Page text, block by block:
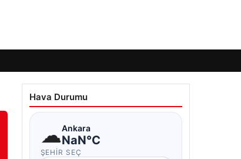
Hava Durumu
☁Ankara
NaN°C
ŞEHIR SEÇ